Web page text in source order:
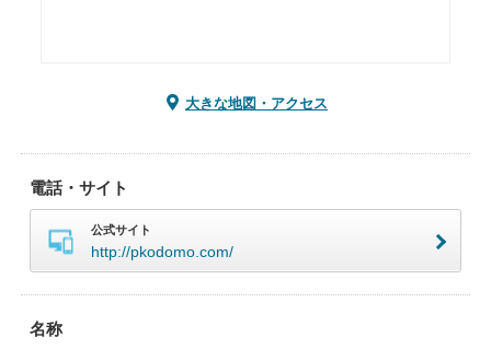
大きな地図・アクセス
電話・サイト
公式サイト
http://pkodomo.com/
名称